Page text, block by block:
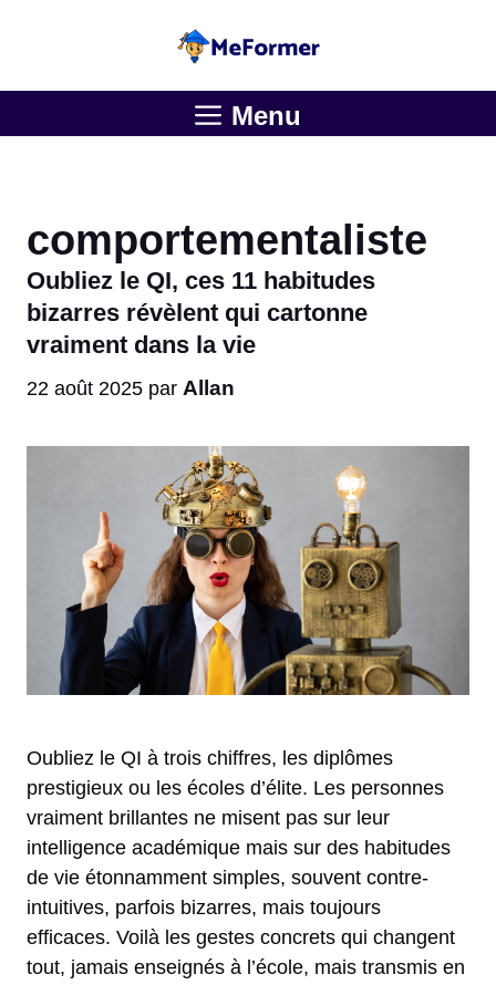
Menu
comportementaliste
Oubliez le QI, ces 11 habitudes
bizarres révèlent qui cartonne
vraiment dans la vie
22 août 2025 par Allan
Oubliez le QI à trois chiffres, les diplômes
prestigieux ou les écoles d’élite. Les personnes
vraiment brillantes ne misent pas sur leur
intelligence académique mais sur des habitudes
de vie étonnamment simples, souvent contre-
intuitives, parfois bizarres, mais toujours
efficaces. Voilà les gestes concrets qui changent
tout, jamais enseignés à l’école, mais transmis en